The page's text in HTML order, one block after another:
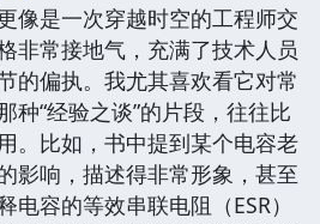
像是一次穿越时空的工程师交
非常接地气，充满了技术人员
的偏执。我尤其喜欢看它对常
种“经验之谈”的片段，往往比
。比如，书中提到某个电容老
影响，描述得非常形象，甚至
电容的等效串联电阻（ESR）